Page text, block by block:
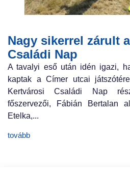
Nagy sikerrel zárult
Családi Nap
A tavalyi eső után idén igazi,
kaptak a Címer utcai
Kertvárosi Családi Nap
főszervezői, Fábián Bertalan
Etelka,...
tovább